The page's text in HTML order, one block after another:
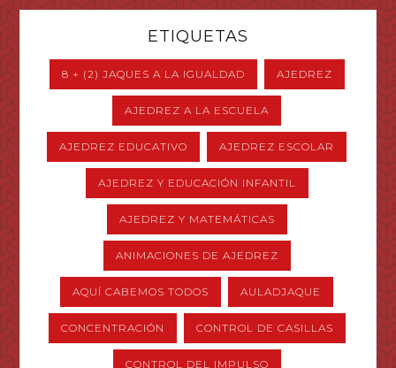
ETIQUETAS
8 + (2) JAQUES A LA IGUALDAD AJEDREZ
AJEDREZ A LA ESCUELA
AJEDREZ EDUCATIVO AJEDREZ ESCOLAR
AJEDREZ Y EDUCACIÓN INFANTIL
AJEDREZ Y MATEMÁTICAS
ANIMACIONES DE AJEDREZ
AQUÍ CABEMOS TODOS AULADJAQUE
CONCENTRACIÓN CONTROL DE CASILLAS
CONTROL DEL IMPULSO